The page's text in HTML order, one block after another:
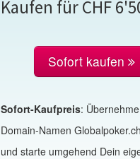
Kaufen für CHF
Sofort kaufen
Sofort-Kaufpreis:
Domain-Namen
und starte umgehend Dein